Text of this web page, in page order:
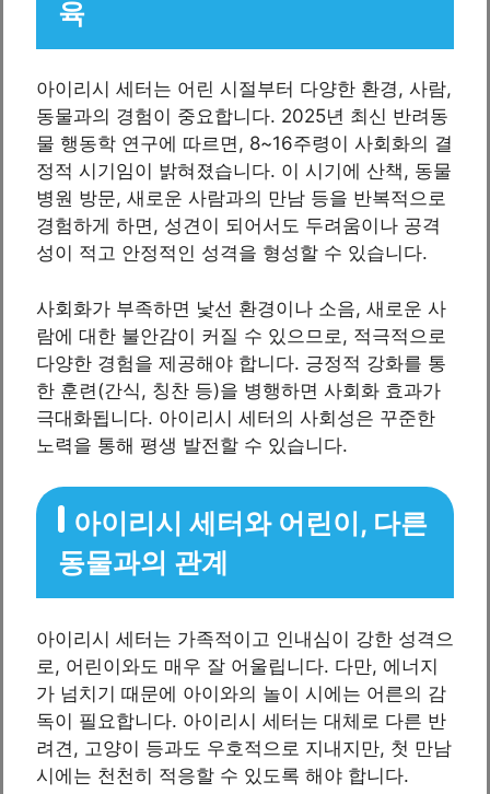
육
아이리시 세터는 어린 시절부터 다양한 환경, 사람,
동물과의 경험이 중요합니다. 2025년 최신 반려동
물 행동학 연구에 따르면, 8~16주령이 사회화의 결
정적 시기임이 밝혀졌습니다. 이 시기에 산책, 동물
병원 방문, 새로운 사람과의 만남 등을 반복적으로
경험하게 하면, 성견이 되어서도 두려움이나 공격
성이 적고 안정적인 성격을 형성할 수 있습니다.
사회화가 부족하면 낯선 환경이나 소음, 새로운 사
람에 대한 불안감이 커질 수 있으므로, 적극적으로
다양한 경험을 제공해야 합니다. 긍정적 강화를 통
한 훈련(간식, 칭찬 등)을 병행하면 사회화 효과가
극대화됩니다. 아이리시 세터의 사회성은 꾸준한
노력을 통해 평생 발전할 수 있습니다.
아이리시 세터와 어린이, 다른
동물과의 관계
아이리시 세터는 가족적이고 인내심이 강한 성격으
로, 어린이와도 매우 잘 어울립니다. 다만, 에너지
가 넘치기 때문에 아이와의 놀이 시에는 어른의 감
독이 필요합니다. 아이리시 세터는 대체로 다른 반
려견, 고양이 등과도 우호적으로 지내지만, 첫 만남
시에는 천천히 적응할 수 있도록 해야 합니다.